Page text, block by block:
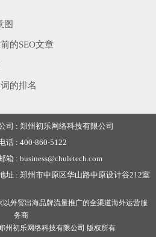
图
的SEO文章
的排名
司 : 郑州初乐网络科技有限公司
话 : 400-860-5122
箱 : business@chuletech.com
址 : 郑州市中原区华山路中原设计谷212室
外贸出海品牌流量推广的全渠道海外运营服
务商
州初乐网络科技有限公司 版权所有